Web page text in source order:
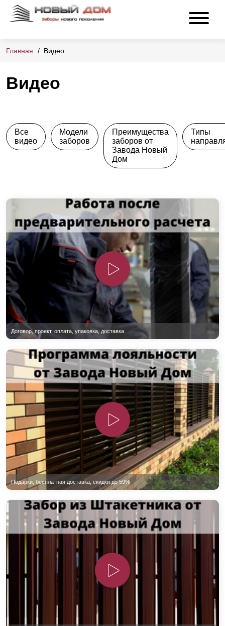
Главная Видео
Видео
Все
видео
Модели
заборов
Преимущества
заборов от
Завода Новый
Дом
Типы